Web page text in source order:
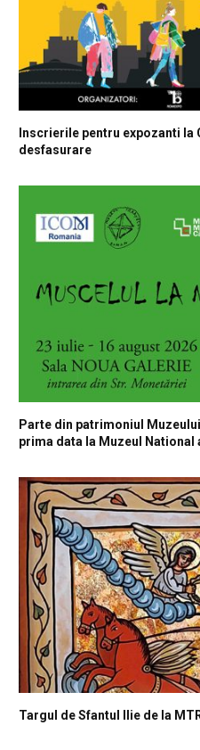
Inscrierile pentru expozanti la
desfasurare
Parte din patrimoniul
prima data la Muzeul National
Targul de Sfantul Ilie de la